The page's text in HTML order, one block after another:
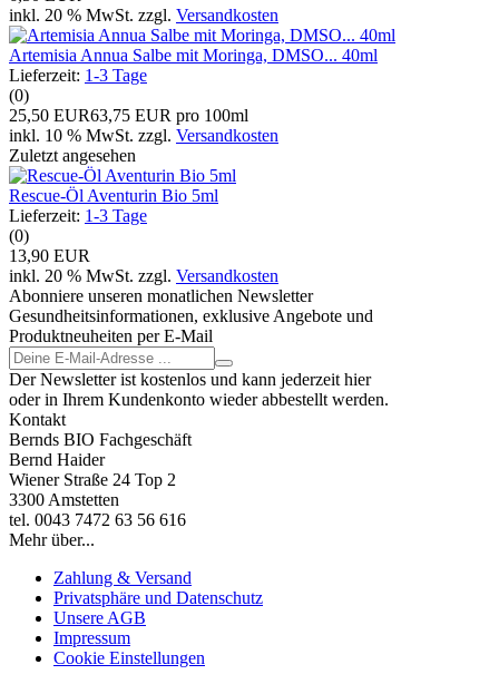
inkl. 20 % MwSt. zzgl. Versandkosten
Artemisia Annua Salbe mit Moringa, DMSO... 40ml
Lieferzeit: 1-3 Tage
(0)
25,50 EUR63,75 EUR pro 100ml
inkl. 10 % MwSt. zzgl. Versandkosten
Zuletzt angesehen
Rescue-Öl Aventurin Bio 5ml
Lieferzeit: 1-3 Tage
(0)
13,90 EUR
inkl. 20 % MwSt. zzgl. Versandkosten
Abonniere unseren monatlichen Newsletter
Gesundheitsinformationen, exklusive Angebote und
Produktneuheiten per E-Mail
Der Newsletter ist kostenlos und kann jederzeit hier
oder in Ihrem Kundenkonto wieder abbestellt werden.
Kontakt
Bernds BIO Fachgeschäft
Bernd Haider
Wiener Straße 24 Top 2
3300 Amstetten
tel. 0043 7472 63 56 616
Mehr über...
Zahlung & Versand
Privatsphäre und Datenschutz
Unsere AGB
Impressum
Cookie Einstellungen